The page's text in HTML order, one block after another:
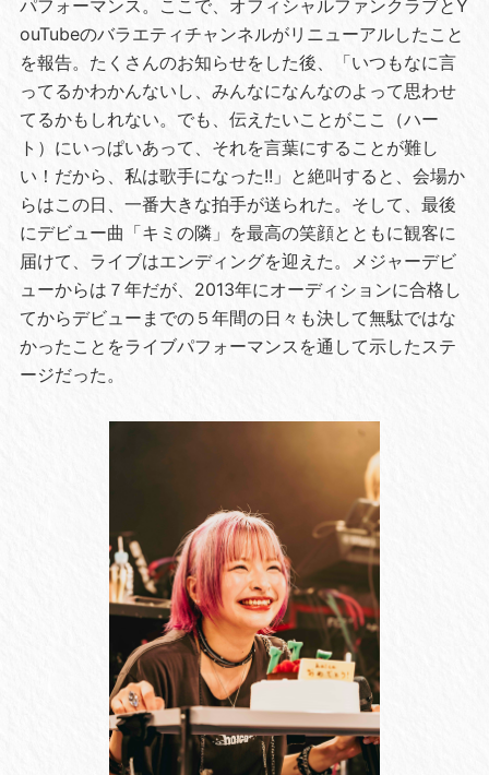
パフォーマンス。ここで、オフィシャルファンクラブとY
ouTubeのバラエティチャンネルがリニューアルしたこと
を報告。たくさんのお知らせをした後、「いつもなに言
ってるかわかんないし、みんなになんなのよって思わせ
てるかもしれない。でも、伝えたいことがここ（ハー
ト）にいっぱいあって、それを言葉にすることが難し
い！だから、私は歌手になった!!」と絶叫すると、会場か
らはこの日、一番大きな拍手が送られた。そして、最後
にデビュー曲「キミの隣」を最高の笑顔とともに観客に
届けて、ライブはエンディングを迎えた。メジャーデビ
ューからは７年だが、2013年にオーディションに合格し
てからデビューまでの５年間の日々も決して無駄ではな
かったことをライブパフォーマンスを通して示したステ
ージだった。